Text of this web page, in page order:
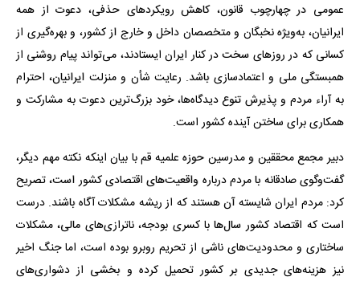
عمومی در چهارچوب قانون، کاهش رویکردهای حذفی، دعوت از همه
ایرانیان، به‌ویژه نخبگان و متخصصان داخل و خارج از کشور، و بهره‌گیری از
کسانی که در روزهای سخت در کنار ایران ایستادند، می‌تواند پیام روشنی از
همبستگی ملی و اعتمادسازی باشد. رعایت شأن و منزلت ایرانیان، احترام
به آراء مردم و پذیرش تنوع دیدگاه‌ها، خود بزرگ‌ترین دعوت به مشارکت و
همکاری برای ساختن آینده کشور است.
دبیر مجمع محققین و مدرسین حوزه علمیه قم با بیان اینکه نکته مهم دیگر،
گفت‌وگوی صادقانه با مردم درباره واقعیت‌های اقتصادی کشور است، تصریح
کرد: مردم ایران شایسته آن هستند که از ریشه مشکلات آگاه باشند. درست
است که اقتصاد کشور سال‌ها با کسری بودجه، ناترازی‌های مالی، مشکلات
ساختاری و محدودیت‌های ناشی از تحریم روبرو بوده است، اما جنگ اخیر
نیز هزینه‌های جدیدی بر کشور تحمیل کرده و بخشی از دشواری‌های